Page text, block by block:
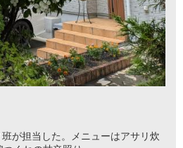
が担当した。メニューはアサリ炊